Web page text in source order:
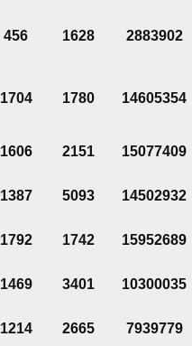
456 1628 2883902
1704 1780 14605354
1606 2151 15077409
1387 5093 14502932
1792 1742 15952689
1469 3401 10300035
1214 2665 7939779